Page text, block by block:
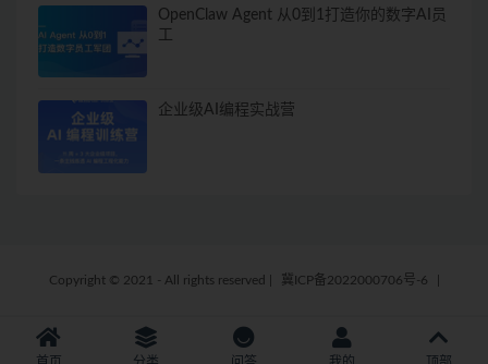
OpenClaw Agent 从0到1打造你的数字AI员
工
企业级AI编程实战营
Copyright © 2021 - All rights reserved 冀ICP备2022000706号-6